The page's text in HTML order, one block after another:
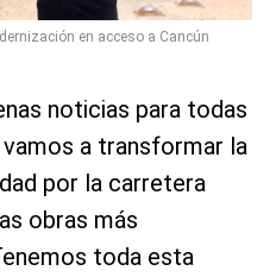
en acceso a Cancún
noticias para todas
a transformar la
por la carretera
obras más
toda esta